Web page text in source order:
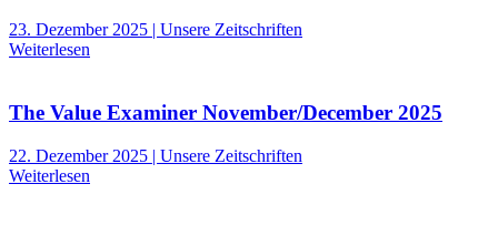
23. Dezember 2025 | Unsere Zeitschriften
Weiterlesen
The Value Examiner November/December 2025
22. Dezember 2025 | Unsere Zeitschriften
Weiterlesen